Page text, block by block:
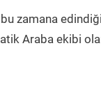
bu zamana
Araba ekibi